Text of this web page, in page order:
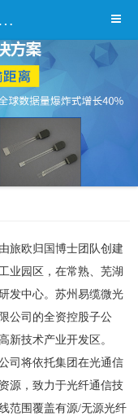
公司简介 - 关于我们 - 苏州易缆微光电技术有限公司官网
旅欧归国博士团队创建
业园区，在常熟、芜湖
发中心。苏州易缆微光
公司的全资控股子公
新技术产业开发区。
司将依托集团在光通信
源，致力于光纤通信技
范围覆盖有源/无源光纤